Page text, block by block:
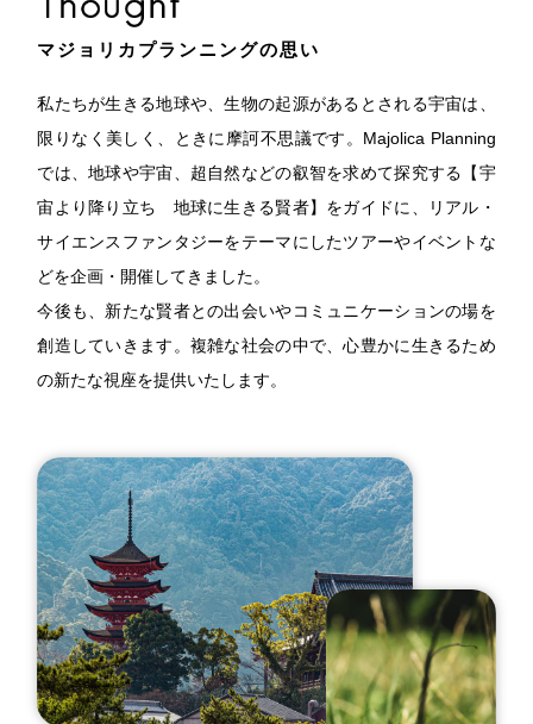
マジョリカプランニングの思い
私たちが生きる地球や、生物の起源があるとされる宇宙は、
限りなく美しく、ときに摩訶不思議です。Majolica Planning
では、地球や宇宙、超自然などの叡智を求めて探究する【宇
宙より降り立ち 地球に生きる賢者】をガイドに、リアル・
サイエンスファンタジーをテーマにしたツアーやイベントな
どを企画・開催してきました。
今後も、新たな賢者との出会いやコミュニケーションの場を
創造していきます。複雑な社会の中で、心豊かに生きるため
の新たな視座を提供いたします。